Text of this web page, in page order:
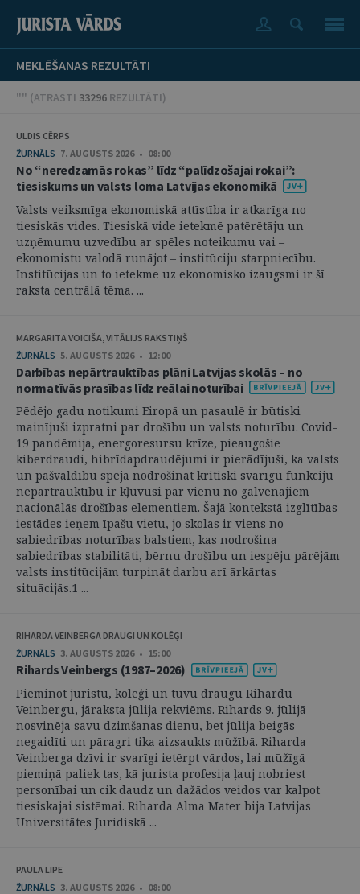
MEKLĒŠANAS REZULTĀTI
"" (ATRASTI 33296 REZULTĀTI)
ULDIS CĒRPS
ŽURNĀLS 7. AUGUSTS 2026 • 08:00
No “neredzamās rokas” līdz “palīdzošajai rokai”:
tiesiskums un valsts loma Latvijas ekonomikā
Valsts veiksmīga ekonomiskā attīstība ir atkarīga no
tiesiskās vides. Tiesiskā vide ietekmē patērētāju un
uzņēmumu uzvedību ar spēles noteikumu vai –
ekonomistu valodā runājot – institūciju starpniecību.
Institūcijas un to ietekme uz ekonomisko izaugsmi ir šī
raksta centrālā tēma. ...
MARGARITA VOICIŠA, VITĀLIJS RAKSTIŅŠ
ŽURNĀLS 5. AUGUSTS 2026 • 12:00
Darbības nepārtrauktības plāni Latvijas skolās – no
normatīvās prasības līdz reālai noturībai
Pēdējo gadu notikumi Eiropā un pasaulē ir būtiski
mainījuši izpratni par drošību un valsts noturību. Covid-
19 pandēmija, energoresursu krīze, pieaugošie
kiberdraudi, hibrīdapdraudējumi ir pierādījuši, ka valsts
un pašvaldību spēja nodrošināt kritiski svarīgu funkciju
nepārtrauktību ir kļuvusi par vienu no galvenajiem
nacionālās drošības elementiem. Šajā kontekstā izglītības
iestādes ieņem īpašu vietu, jo skolas ir viens no
sabiedrības noturības balstiem, kas nodrošina
sabiedrības stabilitāti, bērnu drošību un iespēju pārējām
valsts institūcijām turpināt darbu arī ārkārtas
situācijās.1 ...
RIHARDA VEINBERGA DRAUGI UN KOLĒĢI
ŽURNĀLS 3. AUGUSTS 2026 • 15:00
Rihards Veinbergs (1987–2026)
Pieminot juristu, kolēģi un tuvu draugu Rihardu
Veinbergu, jāraksta jūlija rekviēms. Rihards 9. jūlijā
nosvinēja savu dzimšanas dienu, bet jūlija beigās
negaidīti un pāragri tika aizsaukts mūžībā. Riharda
Veinberga dzīvi ir svarīgi ietērpt vārdos, lai mūžīgā
piemiņā paliek tas, kā jurista profesija ļauj nobriest
personībai un cik daudz un dažādos veidos var kalpot
tiesiskajai sistēmai. Riharda Alma Mater bija Latvijas
Universitātes Juridiskā ...
PAULA LIPE
ŽURNĀLS 3. AUGUSTS 2026 • 08:00